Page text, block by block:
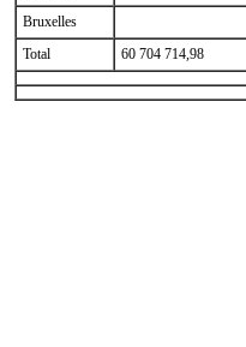
Bruxelles
Total
60 704 714,98